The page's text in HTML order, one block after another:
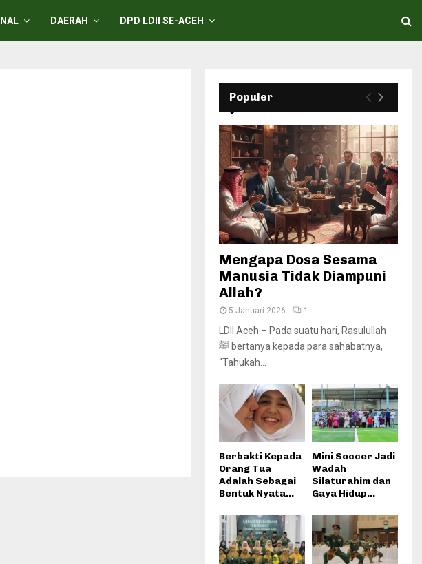
DAERAH DPD LDII SE-ACEH
Populer
Mengapa Dosa Sesama
Manusia Tidak Diampuni
Allah?
5 Januari 2026 1
LDII Aceh – Pada suatu hari, Rasulullah
ﷺ bertanya kepada para sahabatnya,
“Tahukah...
Berbakti Kepada
Orang Tua
Adalah Sebagai
Bentuk Nyata...
Mini Soccer Jadi
Wadah
Silaturahim dan
Gaya Hidup...